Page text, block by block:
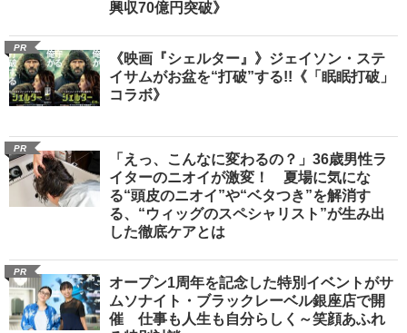
興収70億円突破》
PR
《映画『シェルター』》ジェイソン・ステ
イサムがお盆を“打破”する!!《「眠眠打破」
コラボ》
PR
「えっ、こんなに変わるの？」36歳男性ラ
イターのニオイが激変！ 夏場に気にな
る“頭皮のニオイ”や“ベタつき”を解消す
る、“ウィッグのスペシャリスト”が生み出
した徹底ケアとは
PR
オープン1周年を記念した特別イベントがサ
ムソナイト・ブラックレーベル銀座店で開
催 仕事も人生も自分らしく～笑顔あふれ